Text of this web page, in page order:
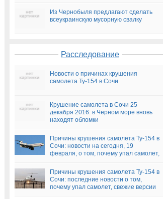
Из Чернобыля предлагают сделать
всеукраинскую мусорную свалку
Расследование
Новости о причинах крушения
самолета Ту-154 в Сочи
Крушение самолета в Сочи 25
декабря 2016: в Черном море вновь
находят обломки
Причины крушения самолета Ту-154 в
Сочи: новости на сегодня, 19
февраля, о том, почему упал самолет,
Причины крушения самолета Ту-154 в
Сочи: последние новости о том,
почему упал самолет, свежие версии